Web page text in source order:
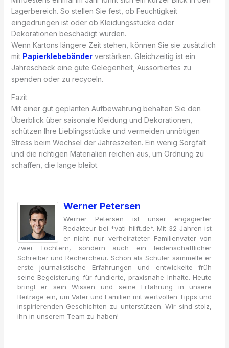
Lagerbereich. So stellen Sie fest, ob Feuchtigkeit
eingedrungen ist oder ob Kleidungsstücke oder
Dekorationen beschädigt wurden.
Wenn Kartons längere Zeit stehen, können Sie sie zusätzlich
mit Papierklebebänderverstärken. Gleichzeitig ist ein
Jahrescheck eine gute Gelegenheit, Aussortiertes zu
spenden oder zu recyceln.
Fazit
Mit einer gut geplanten Aufbewahrung behalten Sie den
Überblick über saisonale Kleidung und Dekorationen,
schützen Ihre Lieblingsstücke und vermeiden unnötigen
Stress beim Wechsel der Jahreszeiten. Ein wenig Sorgfalt
und die richtigen Materialien reichen aus, um Ordnung zu
schaffen, die lange bleibt.
Werner Petersen
Werner Petersen ist unser engagierter
Redakteur bei *vati-hilft.de*. Mit 32 Jahren ist
er nicht nur verheirateter Familienvater von
zwei Töchtern, sondern auch ein leidenschaftlicher
Schreiber und Rechercheur. Schon als Schüler sammelte er
erste journalistische Erfahrungen und entwickelte früh
seine Begeisterung für fundierte, praxisnahe Inhalte. Heute
bringt er sein Wissen und seine Erfahrung in unsere
Beiträge ein, um Väter und Familien mit wertvollen Tipps und
inspirierenden Geschichten zu unterstützen. Wir sind stolz,
ihn in unserem Team zu haben!